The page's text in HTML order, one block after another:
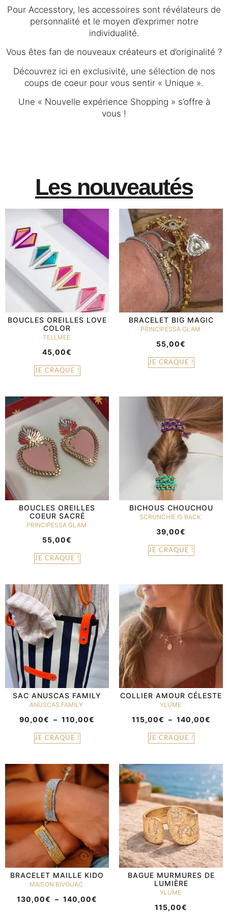
Pour Accesstory, les accessoires sont révélateurs de
personnalité et le moyen d’exprimer notre
individualité.
Vous êtes fan de nouveaux créateurs et d’originalité ?
Découvrez ici en exclusivité, une sélection de nos
coups de coeur pour vous sentir « Unique ».
Une « Nouvelle expérience Shopping » s’offre à
vous !
Les nouveautés
BOUCLES OREILLES LOVE
COLOR
TELLMEE
45,00€
JE CRAQUE !
BRACELET BIG MAGIC
PRINCIPESSA GLAM
55,00€
JE CRAQUE !
BOUCLES OREILLES
COEUR SACRÉ
PRINCIPESSA GLAM
55,00€
JE CRAQUE !
BICHOUS CHOUCHOU
SCRUNCHIE IS BACK
39,00€
JE CRAQUE !
SAC ANUSCAS FAMILY
ANUSCAS FAMILY
90,00€ – 110,00€
JE CRAQUE !
COLLIER AMOUR CÉLESTE
YLUME
115,00€ – 140,00€
JE CRAQUE !
BRACELET MAILLE KIDO
MAISON BIVOUAC
130,00€ – 140,00€
BAGUE MURMURES DE
LUMIÈRE
YLUME
115,00€